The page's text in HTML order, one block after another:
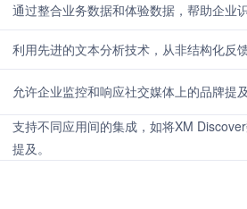
通过整合业务数据和体验数据，帮助企业
利用先进的文本分析技术，从非结构化反
允许企业监控和响应社交媒体上的品牌提
支持不同应用间的集成，如将XM
提及。